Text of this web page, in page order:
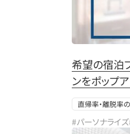
希望の宿泊
ンをポップ
直帰率・離脱率
#パーソナライズ